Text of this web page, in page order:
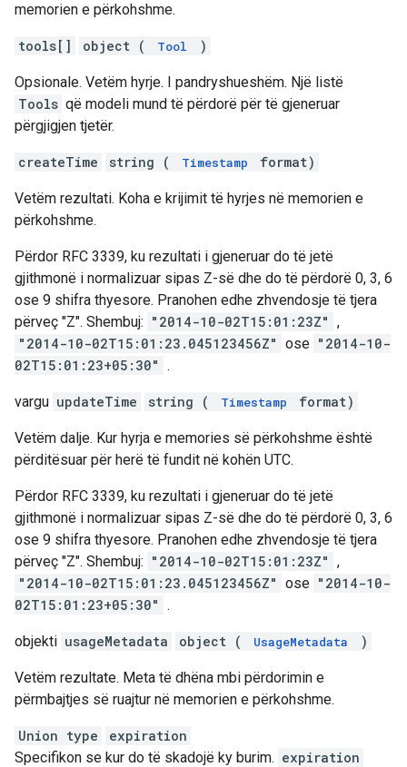
memorien e përkohshme.
tools[] object ( Tool )
Opsionale. Vetëm hyrje. I pandryshueshëm. Një listë
Tools që modeli mund të përdorë për të gjeneruar
përgjigjen tjetër.
createTime string ( Timestamp format)
Vetëm rezultati. Koha e krijimit të hyrjes në memorien e
përkohshme.
Përdor RFC 3339, ku rezultati i gjeneruar do të jetë
gjithmonë i normalizuar sipas Z-së dhe do të përdorë 0, 3, 6
ose 9 shifra thyesore. Pranohen edhe zhvendosje të tjera
përveç "Z". Shembuj: "2014-10-02T15:01:23Z" ,
"2014-10-02T15:01:23.045123456Z" ose "2014-10-
02T15:01:23+05:30" .
vargu updateTime string ( Timestamp format)
Vetëm dalje. Kur hyrja e memories së përkohshme është
përditësuar për herë të fundit në kohën UTC.
Përdor RFC 3339, ku rezultati i gjeneruar do të jetë
gjithmonë i normalizuar sipas Z-së dhe do të përdorë 0, 3, 6
ose 9 shifra thyesore. Pranohen edhe zhvendosje të tjera
përveç "Z". Shembuj: "2014-10-02T15:01:23Z" ,
"2014-10-02T15:01:23.045123456Z" ose "2014-10-
02T15:01:23+05:30" .
objekti usageMetadata object ( UsageMetadata )
Vetëm rezultate. Meta të dhëna mbi përdorimin e
përmbajtjes së ruajtur në memorien e përkohshme.
Union type
expiration
Specifikon se kur do të skadojë ky burim. expiration